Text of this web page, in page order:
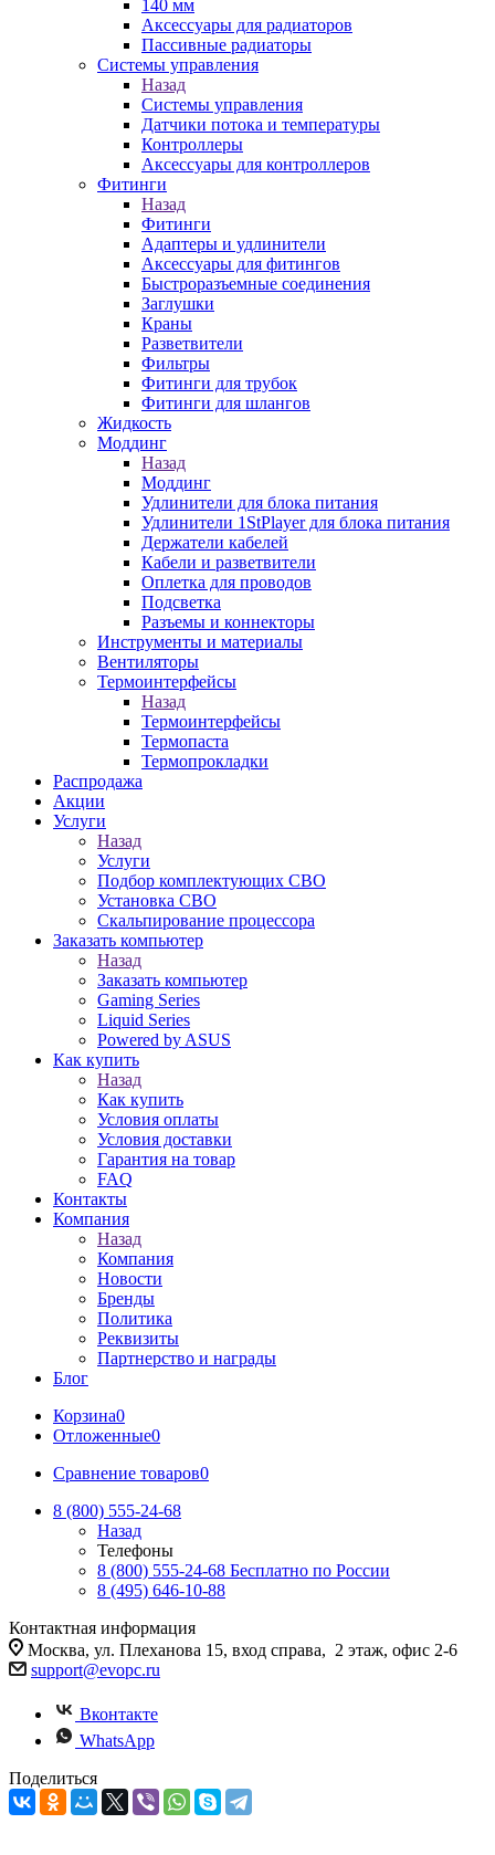
140 мм
Аксессуары для радиаторов
Пассивные радиаторы
Системы управления
Назад
Системы управления
Датчики потока и температуры
Контроллеры
Аксессуары для контроллеров
Фитинги
Назад
Фитинги
Адаптеры и удлинители
Аксессуары для фитингов
Быстроразъемные соединения
Заглушки
Краны
Разветвители
Фильтры
Фитинги для трубок
Фитинги для шлангов
Жидкость
Моддинг
Назад
Моддинг
Удлинители для блока питания
Удлинители 1StPlayer для блока питания
Держатели кабелей
Кабели и разветвители
Оплетка для проводов
Подсветка
Разъемы и коннекторы
Инструменты и материалы
Вентиляторы
Термоинтерфейсы
Назад
Термоинтерфейсы
Термопаста
Термопрокладки
Распродажа
Акции
Услуги
Назад
Услуги
Подбор комплектующих СВО
Установка СВО
Скальпирование процессора
Заказать компьютер
Назад
Заказать компьютер
Gaming Series
Liquid Series
Powered by ASUS
Как купить
Назад
Как купить
Условия оплаты
Условия доставки
Гарантия на товар
FAQ
Контакты
Компания
Назад
Компания
Новости
Бренды
Политика
Реквизиты
Партнерство и награды
Блог
Корзина0
Отложенные0
Сравнение товаров0
8 (800) 555-24-68
Назад
Телефоны
8 (800) 555-24-68 Бесплатно по России
8 (495) 646-10-88
Контактная информация
Москва, ул. Плеханова 15, вход справа, 2 этаж, офис 2-6
support@evopc.ru
Вконтакте
WhatsApp
Поделиться